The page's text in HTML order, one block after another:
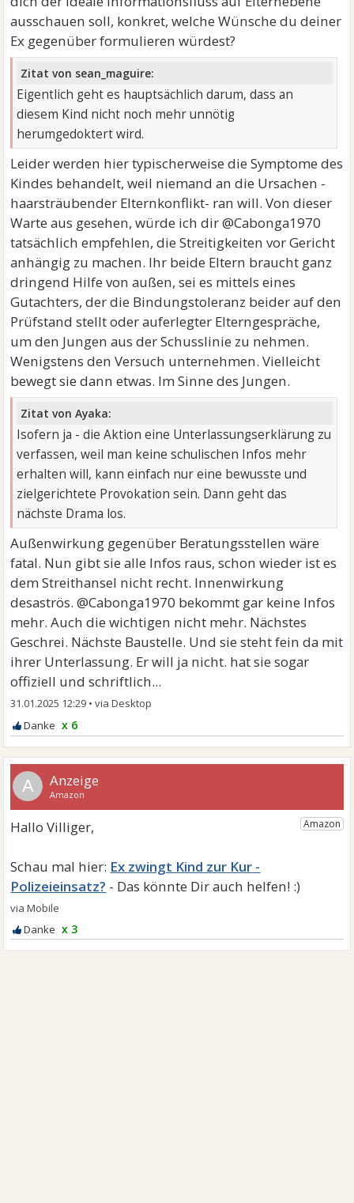
ausschauen soll, konkret, welche Wünsche du deiner
Ex gegenüber formulieren würdest?
Zitat von sean_maguire:
Eigentlich geht es hauptsächlich darum, dass an
diesem Kind nicht noch mehr unnötig
herumgedoktert wird.
Leider werden hier typischerweise die Symptome des
Kindes behandelt, weil niemand an die Ursachen -
haarsträubender Elternkonflikt- ran will. Von dieser
Warte aus gesehen, würde ich dir @Cabonga1970
tatsächlich empfehlen, die Streitigkeiten vor Gericht
anhängig zu machen. Ihr beide Eltern braucht ganz
dringend Hilfe von außen, sei es mittels eines
Gutachters, der die Bindungstoleranz beider auf den
Prüfstand stellt oder auferlegter Elterngespräche,
um den Jungen aus der Schusslinie zu nehmen.
Wenigstens den Versuch unternehmen. Vielleicht
bewegt sie dann etwas. Im Sinne des Jungen.
Zitat von Ayaka:
Isofern ja - die Aktion eine Unterlassungserklärung zu
verfassen, weil man keine schulischen Infos mehr
erhalten will, kann einfach nur eine bewusste und
zielgerichtete Provokation sein. Dann geht das
nächste Drama los.
Außenwirkung gegenüber Beratungsstellen wäre
fatal. Nun gibt sie alle Infos raus, schon wieder ist es
dem Streithansel nicht recht. Innenwirkung
desaströs. @Cabonga1970 bekommt gar keine Infos
mehr. Auch die wichtigen nicht mehr. Nächstes
Geschrei. Nächste Baustelle. Und sie steht fein da mit
ihrer Unterlassung. Er will ja nicht. hat sie sogar
offiziell und schriftlich...
31.01.2025 12:29 •
x 6
A
Ex zwingt Kind zur Kur -
Polizeieinsatz?
x 3